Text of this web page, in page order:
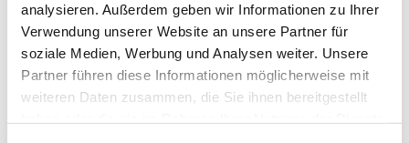
analysieren. Außerdem geben wir Informationen zu Ihrer
Verwendung unserer Website an unsere Partner für
soziale Medien, Werbung und Analysen weiter. Unsere
Partner führen diese Informationen möglicherweise mit
weiteren Daten zusammen, die Sie ihnen bereitgestellt
Wichtiger Hinweis:Alle Details zum Programm finden
Sie rechtzeitig hier auf unserer Website.